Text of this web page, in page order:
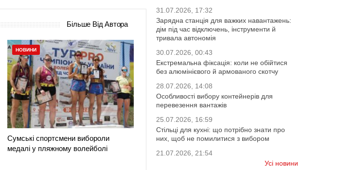
Більше Від Автора
НОВИНИ
Сумські спортсмени вибороли
медалі у пляжному волейболі
31.07.2026, 17:32
Зарядна станція для важких навантажень:
дім під час відключень, інструменти й
тривала автономія
30.07.2026, 00:43
Екстремальна фіксація: коли не обійтися
без алюмінієвого й армованого скотчу
28.07.2026, 14:08
Особливості вибору контейнерів для
перевезення вантажів
25.07.2026, 16:59
Стільці для кухні: що потрібно знати про
них, щоб не помилитися з вибором
21.07.2026, 21:54
Усі новини